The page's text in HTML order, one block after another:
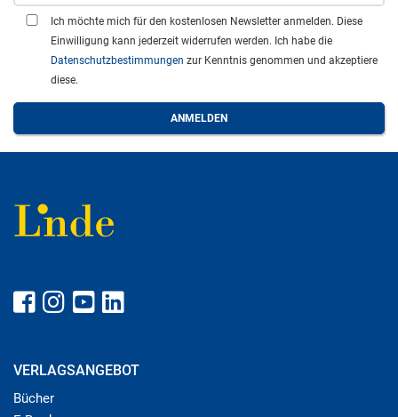
Ich möchte mich für den kostenlosen Newsletter anmelden. Diese
Einwilligung kann jederzeit widerrufen werden. Ich habe die
Datenschutzbestimmungen zur Kenntnis genommen und akzeptiere
diese.
VERLAGSANGEBOT
Bücher